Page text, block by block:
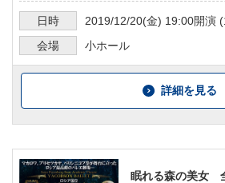
日時 2019/12/20(金) 19:00開演 (
会場
小ホール
詳細を見る
眠れる森の美女